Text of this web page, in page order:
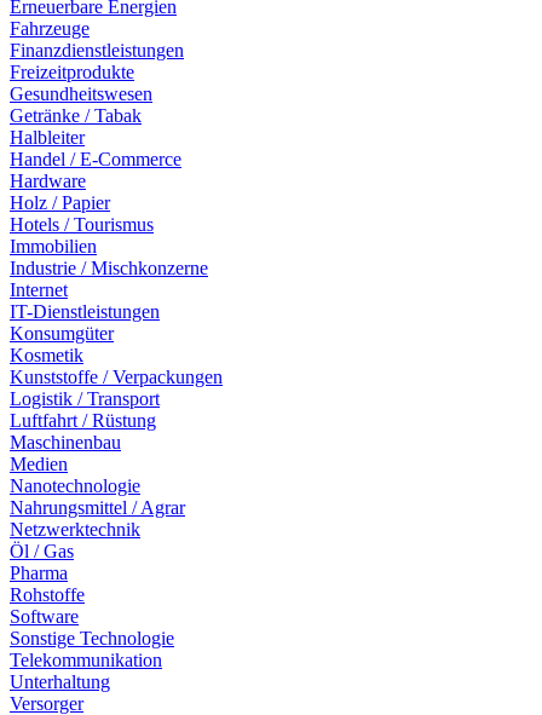
Erneuerbare Energien
Fahrzeuge
Finanzdienstleistungen
Freizeitprodukte
Gesundheitswesen
Getränke / Tabak
Halbleiter
Handel / E-Commerce
Hardware
Holz / Papier
Hotels / Tourismus
Immobilien
Industrie / Mischkonzerne
Internet
IT-Dienstleistungen
Konsumgüter
Kosmetik
Kunststoffe / Verpackungen
Logistik / Transport
Luftfahrt / Rüstung
Maschinenbau
Medien
Nanotechnologie
Nahrungsmittel / Agrar
Netzwerktechnik
Öl / Gas
Pharma
Rohstoffe
Software
Sonstige Technologie
Telekommunikation
Unterhaltung
Versorger